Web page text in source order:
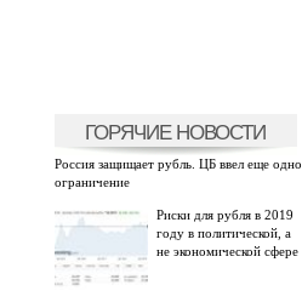
ГОРЯЧИЕ НОВОСТИ
Россия защищает рубль. ЦБ ввел еще одно
ограничение
Риски для рубля в 2019
году в политической, а
не экономической сфере